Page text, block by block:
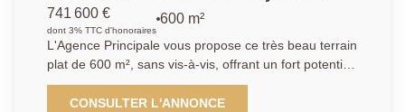
741 600 €
dont 3% TTC d'honoraires
600 m²
L'Agence Principale vous propose ce très beau terrain
plat de 600 m², sans vis-à-vis, offrant un fort potentiel
de constructibilité pour une maison individuelle.
Idéalement situé dans le quartier recherché de la
CONSULTER L'ANNONCE